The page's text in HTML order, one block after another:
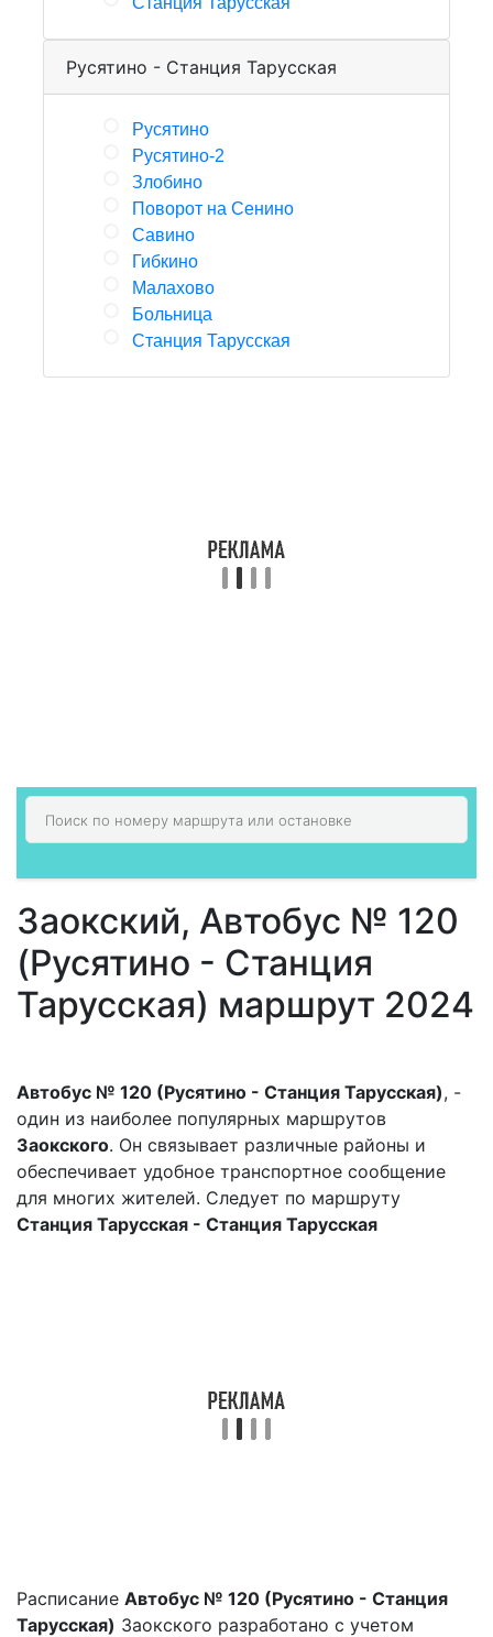
Русятино - Станция Тарусская
Русятино
Русятино-2
Злобино
Поворот на Сенино
Савино
Гибкино
Малахово
Больница
Станция Тарусская
Заокский, Автобус № 120
(Русятино - Станция
Тарусская) маршрут 2024
Автобус № 120 (Русятино - Станция Тарусская), -
один из наиболее популярных маршрутов
Заокского. Он связывает различные районы и
обеспечивает удобное транспортное сообщение
для многих жителей. Следует по маршруту
Станция Тарусская - Станция Тарусская
Расписание Автобус № 120 (Русятино - Станция
Тарусская) Заокского разработано с учетом